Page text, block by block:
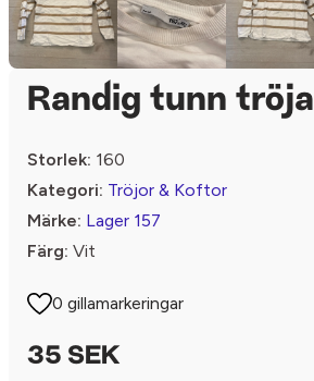
Randig tunn tröja
Storlek: 160
Kategori: Tröjor & Koftor
Märke: Lager 157
Färg: Vit
0 gillamarkeringar
35 SEK